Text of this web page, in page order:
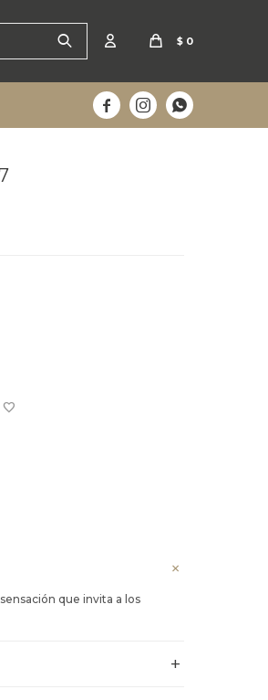
$ 0
  
que invita a los